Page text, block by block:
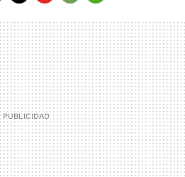
MAIL